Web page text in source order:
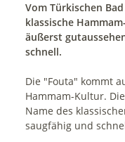
Vom Türkischen
klassische
äußerst
schnell.
Die "Fouta" kommt
Hammam-Kultur.
Name des
saugfähig und